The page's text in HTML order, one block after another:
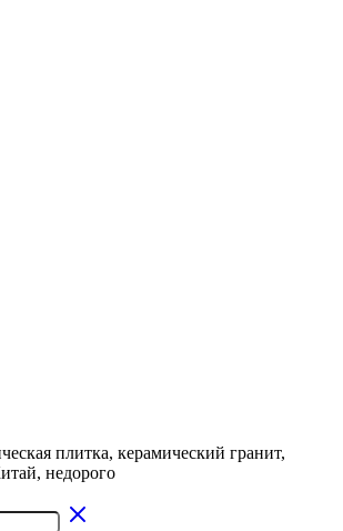
плитка, керамический гранит,
недорого